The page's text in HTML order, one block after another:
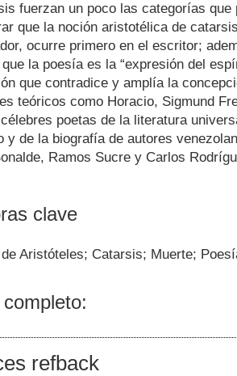
fuerzan un poco las categorías
que la noción aristotélica de
ocurre primero en el escritor;
la poesía es la “expresión del
que contradice y amplía la
teóricos como Horacio, Sigmund
poetas de la literatura
y de la biografía de autores
Ramos Sucre y Carlos
clave
Aristóteles; Catarsis; Muerte;
refback